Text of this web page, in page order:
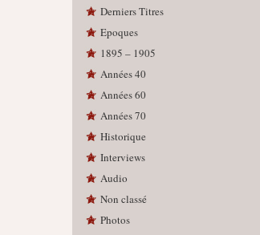
Derniers Titres
Epoques
1895 – 1905
Années 40
Années 60
Années 70
Historique
Interviews
Audio
Non classé
Photos